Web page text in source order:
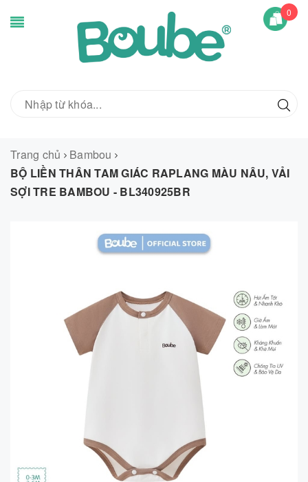
0
Trang chủ
Bambou
BỘ LIỀN THÂN TAM GIÁC RAPLANG MÀU NÂU, VẢI
SỢI TRE BAMBOU - BL340925BR